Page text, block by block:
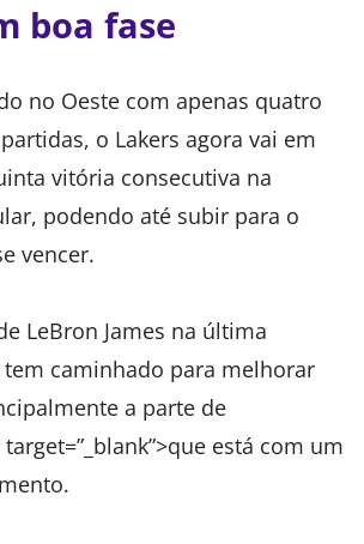
boa fase
no Oeste com apenas quatro
o Lakers agora vai em
vitória consecutiva na
podendo até subir para o
vencer.
LeBron James na última
caminhado para melhorar
a parte de
está com um